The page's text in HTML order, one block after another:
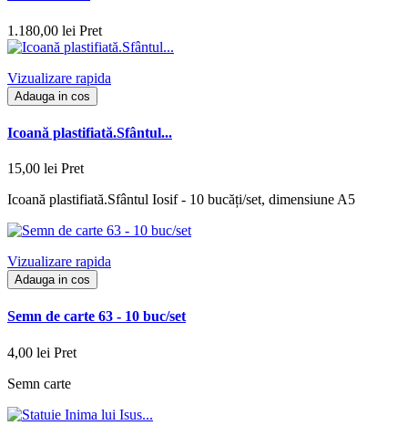
1.180,00 lei Pret
Vizualizare rapida
Adauga in cos
Icoană plastifiată.Sfântul...
15,00 lei Pret
Icoană plastifiată.Sfântul Iosif - 10 bucăți/set, dimensiune A5
Vizualizare rapida
Adauga in cos
Semn de carte 63 - 10 buc/set
4,00 lei Pret
Semn carte